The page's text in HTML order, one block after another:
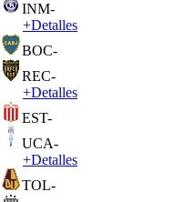
INM-
+Detalles
BOC-
REC-
+Detalles
EST-
UCA-
+Detalles
TOL-